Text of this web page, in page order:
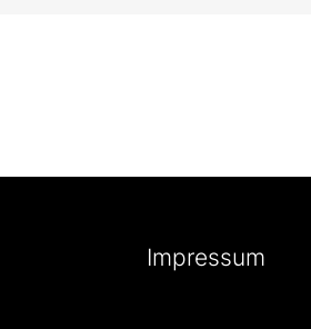
Impressum